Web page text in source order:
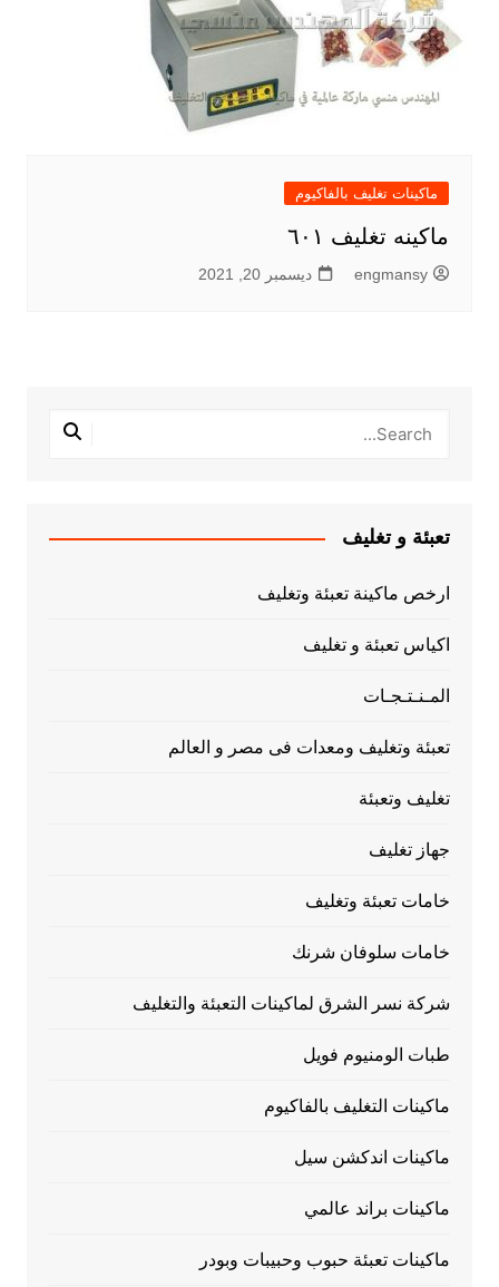
ماكينات تغليف بالفاكيوم
ماكينه تغليف ٦٠١
engmansy ديسمبر 20, 2021
تعبئة و تغليف
ارخص ماكينة تعبئة وتغليف
اكياس تعبئة و تغليف
المـنـتـجـات
تعبئة وتغليف ومعدات فى مصر و العالم
تغليف وتعبئة
جهاز تغليف
خامات تعبئة وتغليف
خامات سلوفان شرنك
شركة نسر الشرق لماكينات التعبئة والتغليف
طبات الومنيوم فويل
ماكينات التغليف بالفاكيوم
ماكينات اندكشن سيل
ماكينات براند عالمي
ماكينات تعبئة حبوب وحبيبات وبودر